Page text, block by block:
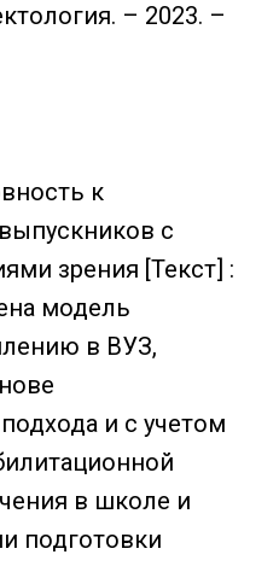
– 2023. –
к
с
зрения [Текст] :
модель
в ВУЗ,
и с учетом
в школе и
подготовки